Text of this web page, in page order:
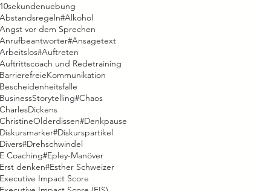
#Alkohol
vor dem Sprechen
#Ansagetext
#Auftreten
und Redetraining
#Chaos
#Denkpause
#Diskurspartikel
#Drehschwindel
Coaching#Epley-Manöver
denken#Esther Schweizer
Impact Score